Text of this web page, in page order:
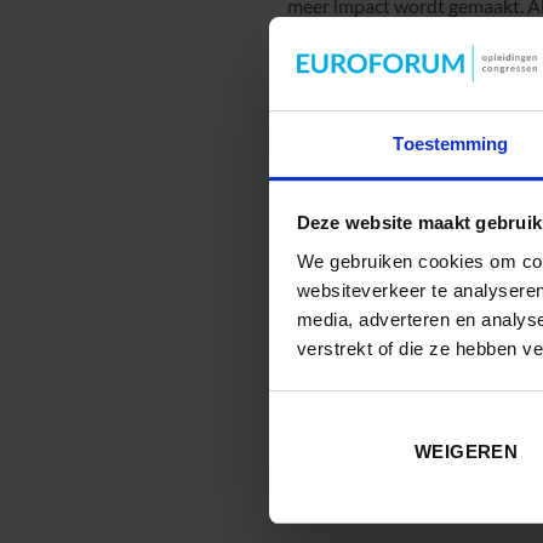
Toestemming
Deze website maakt
We gebruiken cookies om
websiteverkeer te
media, adverteren en
verstrekt of die ze hebben
WEIGEREN
meer impact wordt gemaakt.
Laura is een ervaren L&D-
transfer. Ze werd uitgeroepen
in online trainen. Hierover
begeleiden van online
trainingen online.
Deze sessie wordt gehouden